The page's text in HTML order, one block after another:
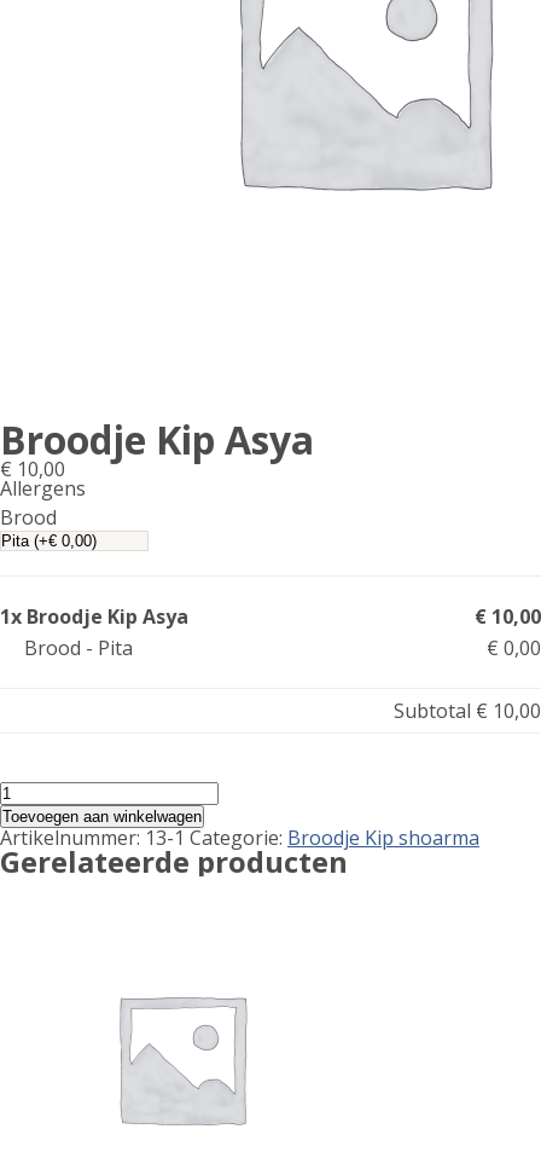
Broodje Kip Asya
€ 10,00
Allergens
Product
allergen
Brood
1x Broodje Kip Asya
€ 10,00
Brood - Pita
€ 0,00
Subtotal € 10,00
Broodje
Kip
Asya
aantal
Toevoegen aan winkelwagen
Artikelnummer: 13-1 Categorie: Broodje Kip shoarma
Gerelateerde producten